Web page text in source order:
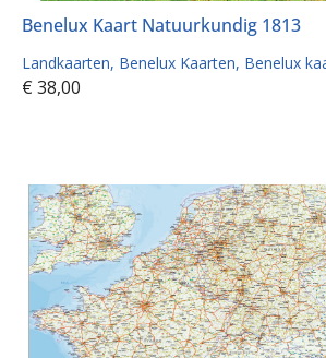
Benelux Kaart Natuurkundig 1813
Landkaarten Benelux Kaarten Benelux
€ 38,00